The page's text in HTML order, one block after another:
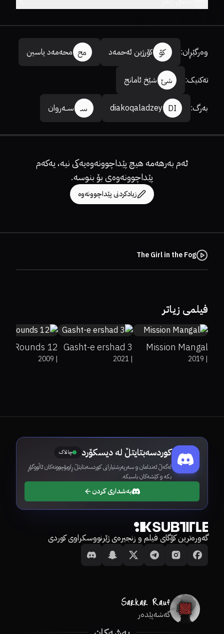
وەرگێڕان: کۆ کۆرژین ئەحمەد مح محەمەد یاسین
تەکنیک: شێ شێخ ئامانج
بەرگ:
DI
diakoqaladzey سـ ســەروان
ئەم بەرهەمە هیچ پێداچوونەوەیەکی نیە، یەکەم
پێداچوونەوەی بۆ بنوسە.
زیادکردنی پێداچوونەوە
The Girl in the Fog
فیلمی زیاتر
Mission Mangal
|
2019
Gasht-e ershad 3
|
2021
12 Rounds
|
2009
کوردسەبتایتڵ لە دیسکۆرد چالاک
لەگەڵ ئەندامان و سەرپەرشتیارانی کوردسەبتایتڵ ڕاوبۆچوونەکان ئاڵووگۆڕ
بکە و کێشەکان باسبکە.
بەشداری کردن
گەورەترین کۆگای فیلم و زنجیرەی ژێرنووسکراوی کوردی
گەشەپێدەر